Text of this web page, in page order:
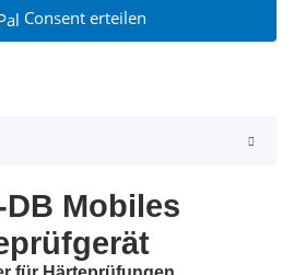
Consent erteilen
Mobiles